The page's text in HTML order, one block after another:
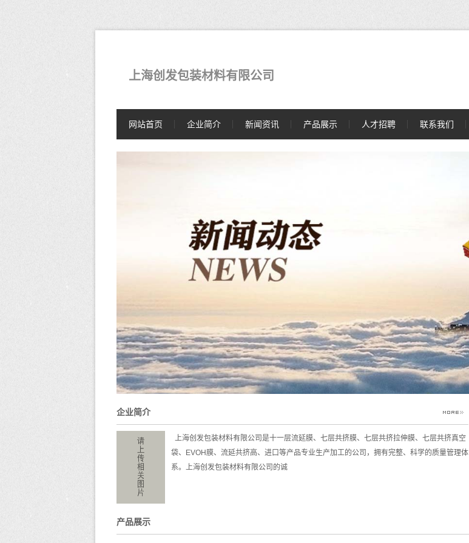
上海创发包装材料有限公司
网站首页 企业简介 新闻资讯 产品展示 人才招聘 联系我们
企业简介
上海创发包装材料有限公司是十一层流延膜、七层共挤膜、七层共挤拉伸膜、七层共挤真空
袋、EVOH膜、流延共挤高、进口等产品专业生产加工的公司，拥有完整、科学的质量管理体
系。上海创发包装材料有限公司的诚
产品展示